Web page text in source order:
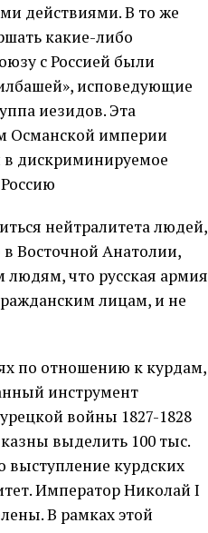
действиями. В то же
какие-либо
с Россией были
исповедующие
иезидов. Эта
Османской империи
в дискриминируемое
нейтралитета людей,
Восточной Анатолии,
людям, что русская армия
лицам, и не
по отношению к курдам,
инструмент
войны 1827-1828
выделить 100 тыс.
выступление курдских
Император Николай I
В рамках этой